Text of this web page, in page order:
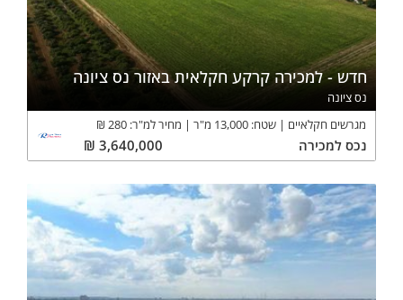
חדש - למכירה קרקע חקלאית באזור נס ציונה
נס ציונה
מגרשים חקלאיים
שטח: 13,000 מ"ר מחיר למ"ר: 280
₪
נכס למכירה 3,640,000
₪